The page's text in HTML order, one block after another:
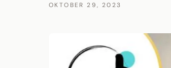
OKTOBER 29, 2023